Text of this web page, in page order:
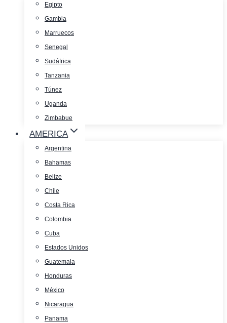
Egipto
Gambia
Marruecos
Senegal
Sudáfrica
Tanzania
Túnez
Uganda
Zimbabue
AMERICA
Argentina
Bahamas
Belize
Chile
Costa Rica
Colombia
Cuba
Estados Unidos
Guatemala
Honduras
México
Nicaragua
Panama